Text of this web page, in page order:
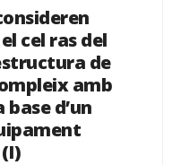
cel ras del
de
amb
d’un